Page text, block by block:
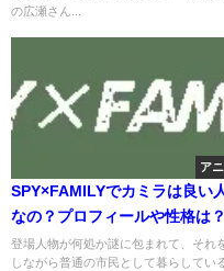
の広瀬さん...
ア
SPY×FAMILYでカミラは良い
なの？プロフィールや性格は？
登場人物が何処か謎に包まれて、それ
しながら普通の市民として暮らしてい